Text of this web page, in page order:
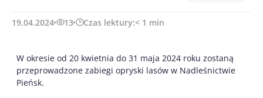
19.04.2024 13 Czas lektury:< 1 min
W okresie od 20 kwietnia do 31 maja 2024 roku zostaną
przeprowadzone zabiegi opryski lasów w Nadleśnictwie
Pieńsk.